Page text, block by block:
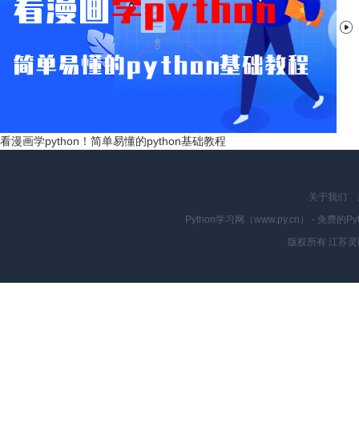

看漫画学python！简单易懂的python基础教程
关于我们
Python学习网（www.py.cn） - 免费的
版权所有 江苏